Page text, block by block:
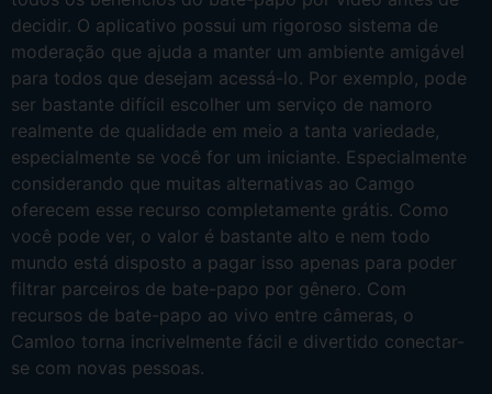
decidir. O aplicativo possui um rigoroso sistema de
moderação que ajuda a manter um ambiente amigável
para todos que desejam acessá-lo. Por exemplo, pode
ser bastante difícil escolher um serviço de namoro
realmente de qualidade em meio a tanta variedade,
especialmente se você for um iniciante. Especialmente
considerando que muitas alternativas ao Camgo
oferecem esse recurso completamente grátis. Como
você pode ver, o valor é bastante alto e nem todo
mundo está disposto a pagar isso apenas para poder
filtrar parceiros de bate-papo por gênero. Com
recursos de bate-papo ao vivo entre câmeras, o
Camloo torna incrivelmente fácil e divertido conectar-
se com novas pessoas.